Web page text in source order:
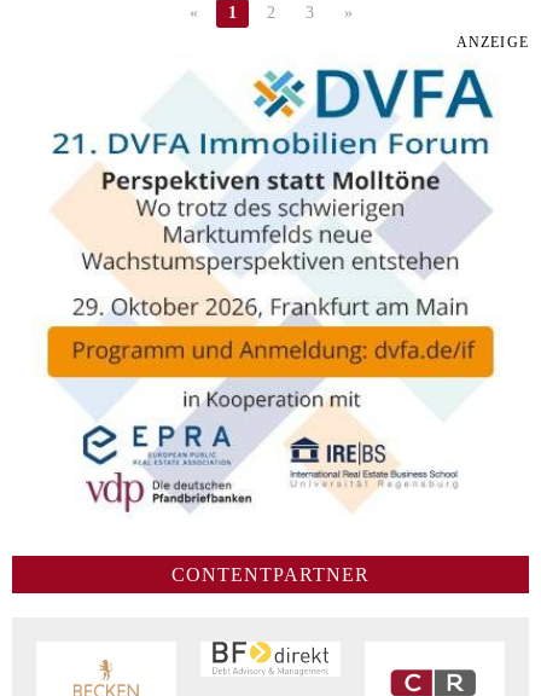
« 1 2 3 »
ANZEIGE
CONTENTPARTNER